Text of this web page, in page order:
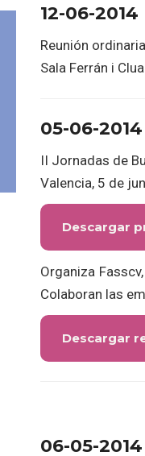
12-06-2014
Reunión
Sala Ferrán i
05-06-2014
II Jornadas de
Valencia, 5 de
Descargar
Organiza
Colaboran las
Descargar
06-05-2014